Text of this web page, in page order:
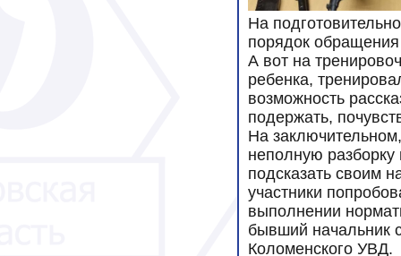
На
порядок
А вот на
ребенка,
возможность
подержать,
На
неполную
подсказать своим
участники
выполнении
бывший начальник
Коломенского УВД.